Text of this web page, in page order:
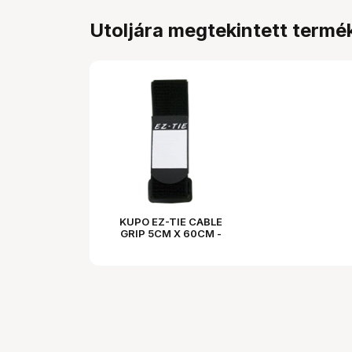
Utoljára megtekintett
KUPO EZ-TIE CABLE
GRIP 5CM X 60CM -